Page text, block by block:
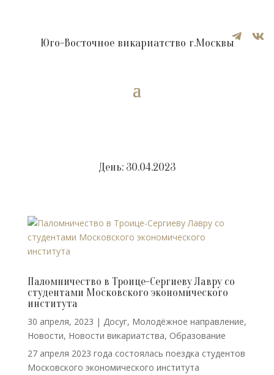
 
Юго-Восточное викариатство г.Москвы
День: 30.04.2023
Паломничество в Троице-Сергиеву Лавру со
студентами Московского экономического
института
30 апреля, 2023 | Досуг, Молодёжное направление,
Новости, Новости викариатства, Образование
27 апреля 2023 года состоялась поездка студентов
Московского экономического института